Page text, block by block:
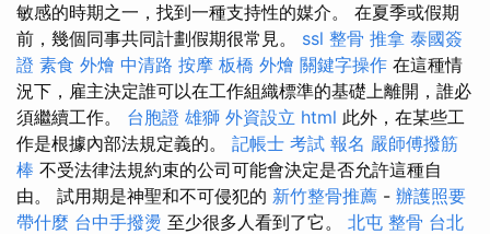
敏感的時期之一，找到一種支持性的媒介。 在夏季或假期
前，幾個同事共同計劃假期很常見。 ssl 整骨 推拿 泰國簽
證 素食 外燴 中清路 按摩 板橋 外燴 關鍵字操作 在這種情
況下，雇主決定誰可以在工作組織標準的基礎上離開，誰必
須繼續工作。 台胞證 雄獅 外資設立 html 此外，在某些工
作是根據內部法規定義的。 記帳士 考試 報名 嚴師傅撥筋
棒 不受法律法規約束的公司可能會決定是否允許這種自
由。 試用期是神聖和不可侵犯的 新竹整骨推薦 - 辦護照要
帶什麼 台中手撥燙 至少很多人看到了它。 北屯 整骨 台北